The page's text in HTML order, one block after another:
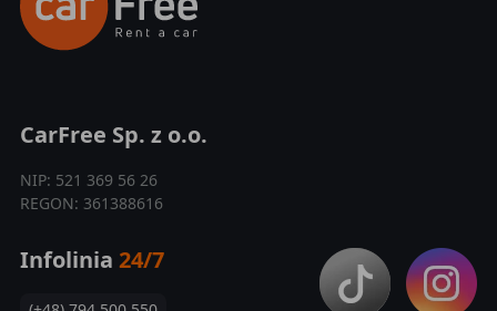
CarFree Sp. z o.o.
NIP: 521 369 56 26
REGON: 361388616
Infolinia 24/7